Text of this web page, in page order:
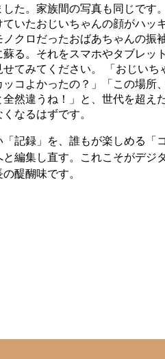
した。家族間の写真も同じです。
ていたおじいちゃんの顔がハッ
ノクロだったおばあちゃんの振
蘇る。それをスマホやタブレッ
せてみてください。 「おじいち
ッコよかったの？」「この場所
全然違うね！」と、世代を超え
くなるはずです。
「記録」を、誰もが楽しめる「
と編集し直す。これこそがデジ
醍醐味です。